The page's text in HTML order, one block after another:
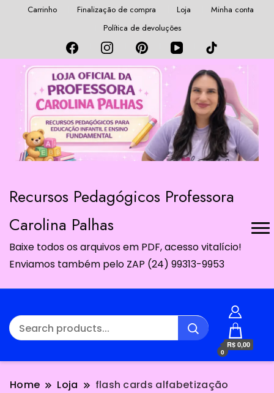
Carrinho Finalização de compra Loja
Minha conta
Política de devoluções
Recursos Pedagógicos Professora
Carolina Palhas
Baixe todos os arquivos em PDF, acesso vitalício!
Enviamos também pelo ZAP (24) 99313-9953
0
R$ 0,00
Home Loja flash cards alfabetização